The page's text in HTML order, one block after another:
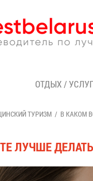
ОТДЫХ /
ТУРИЗМ В КАКОМ
ЛУЧШЕ